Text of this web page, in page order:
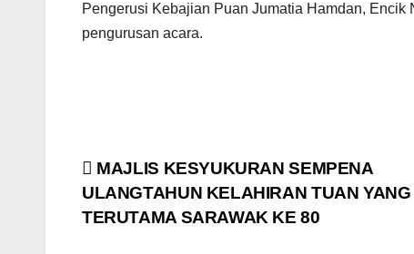
Pengerusi Kebajian Puan Jumatia Hamdan,
pengurusan acara.
Post
navigation
MAJLIS KESYUKURAN SEMPENA
ULANGTAHUN KELAHIRAN TUAN YANG
TERUTAMA SARAWAK KE 80